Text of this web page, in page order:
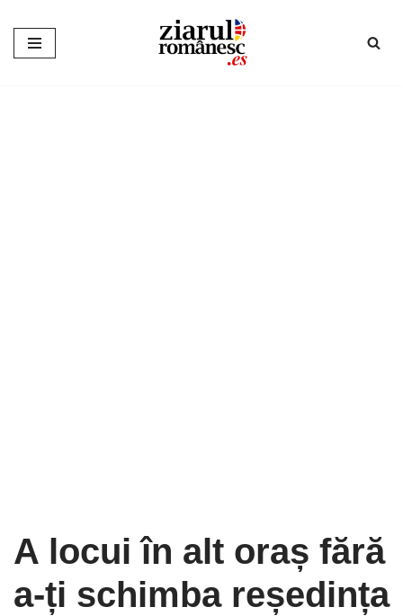
Sari
A locui în alt oraș fără
a-ți schimba reședința